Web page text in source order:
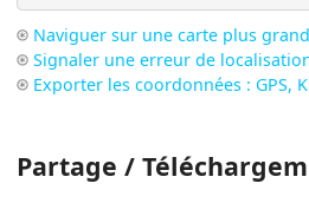
Naviguer sur une carte plus
Signaler une erreur de
Exporter les coordonnées : GPS,
Partage /